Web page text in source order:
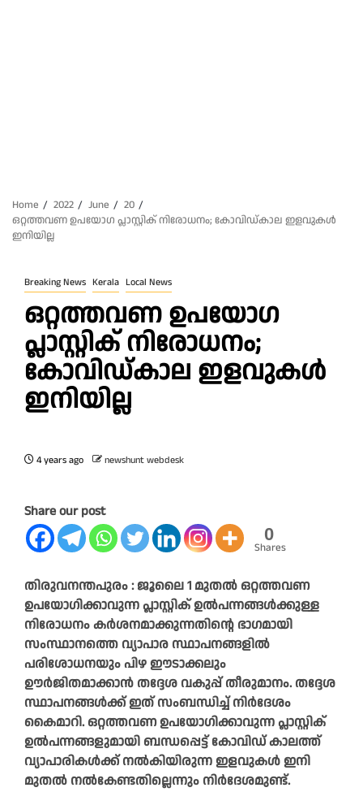
Home 2022 June
20
ഒറ്റത്തവണ ഉപയോഗ പ്ലാസ്റ്റിക് നിരോധനം; കോവിഡ്കാല ഇളവുകൾ
ഇനിയില്ല
Breaking News Kerala Local News
ഒറ്റത്തവണ ഉപയോഗ
പ്ലാസ്റ്റിക് നിരോധനം;
കോവിഡ്കാല ഇളവുകൾ
ഇനിയില്ല
4 years ago newshunt webdesk
Share our post
0
Shares
തിരുവനന്തപുരം : ജൂലൈ 1 മുതൽ ഒറ്റത്തവണ
ഉപയോഗിക്കാവുന്ന പ്ലാസ്റ്റിക് ഉൽപന്നങ്ങ‍ൾക്കുള്ള
നിരോധനം കർശനമാക്കുന്നതിന്റെ ഭാഗമായി
സംസ്ഥാനത്തെ വ്യാപാര സ്ഥാപനങ്ങളിൽ
പരിശോധനയും പിഴ ഈടാക്കലും
ഊർജിതമാക്കാൻ തദ്ദേശ വകുപ്പ് തീരുമാനം. തദ്ദേശ
സ്ഥാപനങ്ങൾക്ക് ഇത് സംബന്ധിച്ച് നിർദേശം
കൈമാറി. ഒറ്റത്തവണ ഉപയോഗിക്കാവുന്ന പ്ലാസ്റ്റിക്
ഉൽപന്നങ്ങളുമായി ബന്ധപ്പെട്ട് കോവിഡ് കാലത്ത്
വ്യാപാരികൾക്ക് നൽകിയിരുന്ന ഇളവുകൾ ഇനി
മുതൽ നൽകേണ്ടതില്ലെന്നും നിർദേശമുണ്ട്.